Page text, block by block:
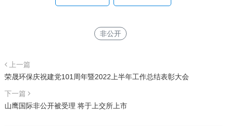
非公开
上一篇
荣晟环保庆祝建党101周年暨2022上半年工作总结表彰大会
下一篇
山鹰国际非公开被受理 将于上交所上市